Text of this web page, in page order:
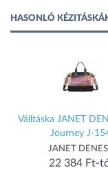
HASONLÓ
Válltáska JANET
Journey J-
JANET
22 384 Ft-